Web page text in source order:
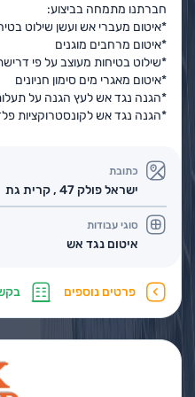
חברתנו מתמחה בביצוע:
*איטום מעברי אש ועשן שילוט
*איטום מרחבים מוגנים
*שילוט בטיחות מעוצב על פי
*איטום מאגרי מים סימון חניונים
*הגנה נגד אש לעץ הגנה על
*הגנה נגד אש לקונסטרוקציות פלדה
כתובת
ישראל פולק 47 , קרית גת
סוגי עבודות
איטום נגד אש
פרטים נוספים